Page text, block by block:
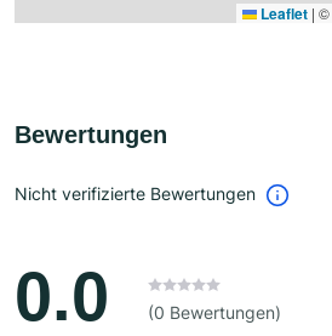
Leaflet | ©
Bewertungen
Nicht verifizierte Bewertungen
0.0 (0 Bewertungen)